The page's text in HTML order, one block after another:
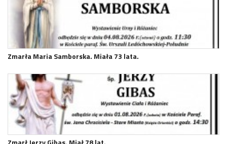
Zmarła Maria Samborska. Miała 73 lata.